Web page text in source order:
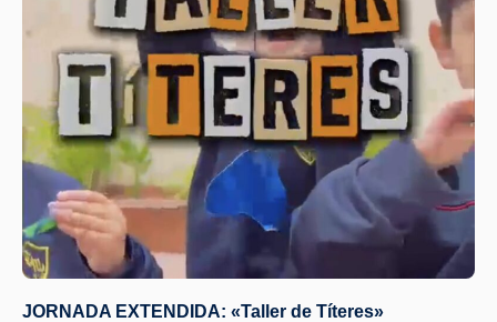
JORNADA EXTENDIDA: «Taller de Títeres»